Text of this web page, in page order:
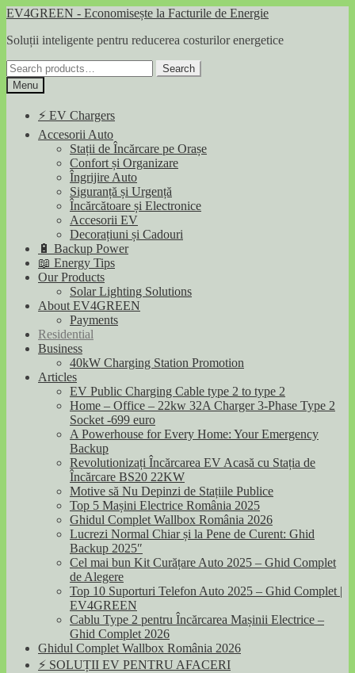
Skip
navigation
Skip
content
EV4GREEN - Economisește la Facturile de Energie
Soluții inteligente pentru reducerea costurilor energetice
Search
for:
Search
Menu
⚡ EV Chargers
Accesorii Auto
Stații de Încărcare pe Orașe
Confort și Organizare
Îngrijire Auto
Siguranță și Urgență
Încărcătoare și Electronice
Accesorii EV
Decorațiuni și Cadouri
🔋 Backup Power
📖 Energy Tips
Our Products
Solar Lighting Solutions
About EV4GREEN
Payments
Residential
Business
40kW Charging Station Promotion
Articles
EV Public Charging Cable type 2 to type 2
Home – Office – 22kw 32A Charger 3-Phase Type 2
Socket -699 euro
A Powerhouse for Every Home: Your Emergency
Backup
Revolutionizați Încărcarea EV Acasă cu Stația de
Încărcare BS20 22KW
Motive să Nu Depinzi de Stațiile Publice
Top 5 Mașini Electrice România 2025
Ghidul Complet Wallbox România 2026
Lucrezi Normal Chiar și la Pene de Curent: Ghid
Backup 2025″
Cel mai bun Kit Curățare Auto 2025 – Ghid Complet
de Alegere
Top 10 Suporturi Telefon Auto 2025 – Ghid Complet |
EV4GREEN
Cablu Type 2 pentru Încărcarea Mașinii Electrice –
Ghid Complet 2026
Ghidul Complet Wallbox România 2026
⚡ SOLUȚII EV PENTRU AFACERI